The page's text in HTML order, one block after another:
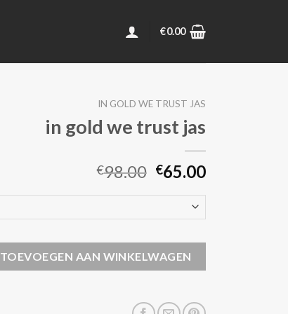
€0.00
IN GOLD WE TRUST JAS
in gold we trust jas
€98.00 €65.00
TOEVOEGEN AAN WINKELWAGEN